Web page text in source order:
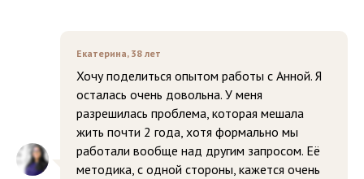
Екатерина, 38 лет
Хочу поделиться опытом работы с Анной. Я
осталась очень довольна. У меня
разрешилась проблема, которая мешала
жить почти 2 года, хотя формально мы
работали вообще над другим запросом. Её
методика, с одной стороны, кажется очень